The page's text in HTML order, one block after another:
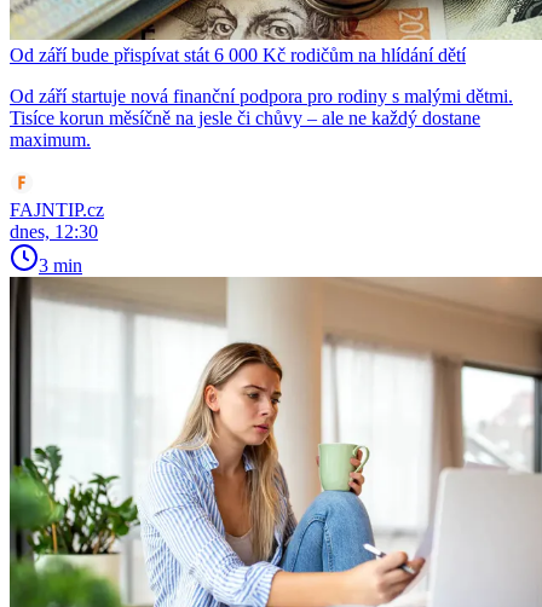
Od září bude přispívat stát 6 000 Kč rodičům na hlídání dětí
Od září startuje nová finanční podpora pro rodiny s malými dětmi.
Tisíce korun měsíčně na jesle či chůvy – ale ne každý dostane
maximum.
FAJNTIP.cz
dnes, 12:30
3 min